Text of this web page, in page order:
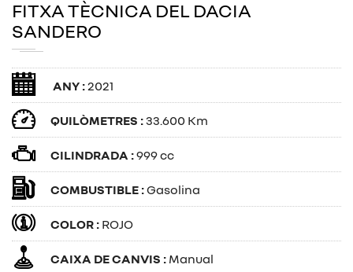
FITXA TÈCNICA DEL DACIA
SANDERO
ANY :2021
QUILÒMETRES :33.600 Km
CILINDRADA :999 cc
COMBUSTIBLE :Gasolina
COLOR : ROJO
CAIXA DE CANVIS : Manual